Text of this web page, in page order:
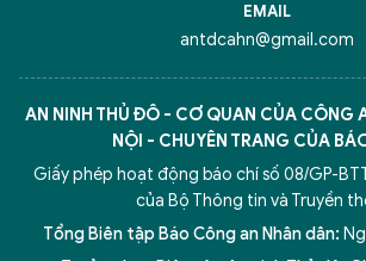
EMAIL
antdcahn@gmail.com
AN NINH THỦ ĐÔ - CƠ QUAN CỦA CÔNG
NỘI - CHUYÊN TRANG CỦA
Giấy phép hoạt động báo chí số 08/GP-
của Bộ Thông tin và Truyền
Tổng Biên tập Báo Công an Nhân dân: